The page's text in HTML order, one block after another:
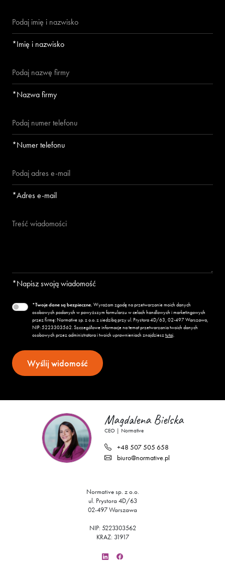
*Imię i nazwisko
*Nazwa firmy
*Numer telefonu
*Adres e-mail
*Napisz swoją wiadomość
*Twoje dane są bezpieczne. Wyrażam zgodę na przetwarzanie moich danych
osobowych podanych w powyższym formularzu w celach handlowych i marketingowych
przez firmę: Normative sp. z o.o. z siedzibą przy ul. Prystora 4D/63, 02-497 Warszawa,
NIP:5223303562. Szczegółowe informacje na temat przetwarzania twoich danych
osobowych przez administratora i twoich uprawnieniach znajdziesztutaj.
Magdalena Bielska
CEO | Normative
+48 507 505 658
biuro@normative.pl
Normative sp. z o.o.
ul. Prystora 4D/63
02-497 Warszawa
NIP: 5223303562
KRAZ: 31917